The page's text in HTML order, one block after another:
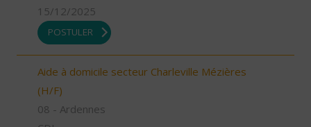
15/12/2025
POSTULER
Aide à domicile secteur Charleville Mézières
(H/F)
08 - Ardennes